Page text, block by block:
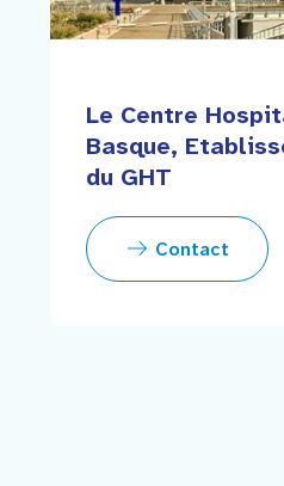
Le Centre
Basque,
du GHT
Contact